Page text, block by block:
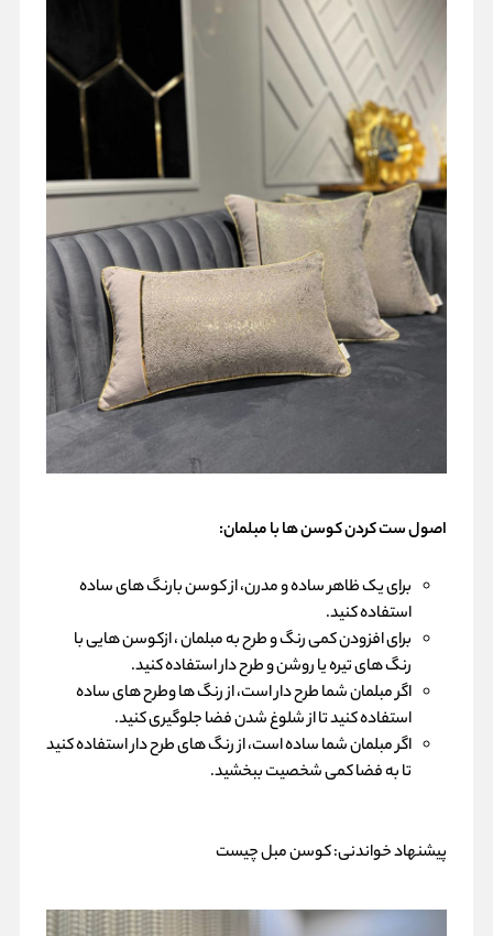
اصول ست کردن کوسن ها با مبلمان:
برای یک ظاهر ساده و مدرن، از کوسن بارنگ های ساده
استفاده کنید.
برای افزودن کمی رنگ و طرح به مبلمان ، ازکوسن هایی با
رنگ های تیره یا روشن و طرح دار استفاده کنید.
اگر مبلمان شما طرح دار است، از رنگ ها وطرح های ساده
استفاده کنید تا از شلوغ شدن فضا جلوگیری کنید.
اگر مبلمان شما ساده است، از رنگ های طرح دار استفاده کنید
تا به فضا کمی شخصیت ببخشید.
پیشنهاد خواندنی:کوسن مبل چیست